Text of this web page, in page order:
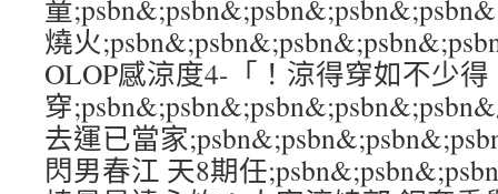
童
燒火
OLOP感涼度4-「！涼得穿如不少得
穿
去運已當家
閃男春江 天8期任